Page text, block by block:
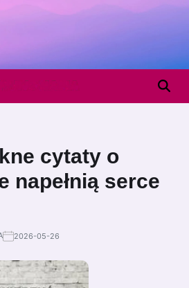
cytaty o
napełnią serce
2026-05-26